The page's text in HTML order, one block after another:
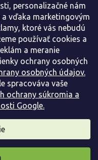
personalizačné nám
vďaka marketingovým
ktoré vás nebudú
používať cookies a
a meranie
ochrany osobných
osobných údajov.
spracováva vaše
ochrany súkromia a
Google.